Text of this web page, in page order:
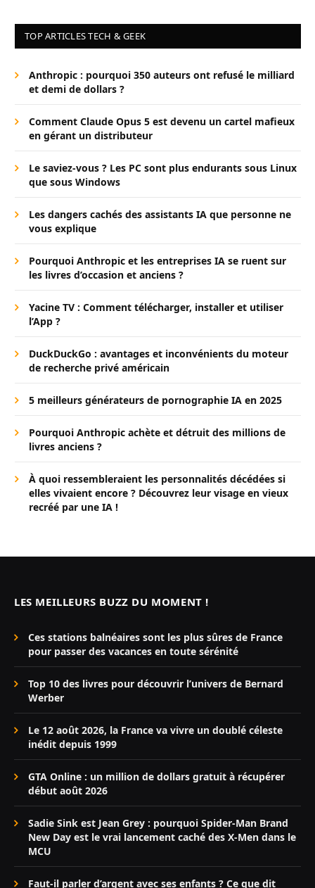
TOP ARTICLES TECH & GEEK
Anthropic : pourquoi 350 auteurs ont refusé le milliard
et demi de dollars ?
Comment Claude Opus 5 est devenu un cartel mafieux
en gérant un distributeur
Le saviez-vous ? Les PC sont plus endurants sous Linux
que sous Windows
Les dangers cachés des assistants IA que personne ne
vous explique
Pourquoi Anthropic et les entreprises IA se ruent sur
les livres d’occasion et anciens ?
Yacine TV : Comment télécharger, installer et utiliser
l’App ?
DuckDuckGo : avantages et inconvénients du moteur
de recherche privé américain
5 meilleurs générateurs de pornographie IA en 2025
Pourquoi Anthropic achète et détruit des millions de
livres anciens ?
À quoi ressembleraient les personnalités décédées si
elles vivaient encore ? Découvrez leur visage en vieux
recréé par une IA !
LES MEILLEURS BUZZ DU MOMENT !
Ces stations balnéaires sont les plus sûres de France
pour passer des vacances en toute sérénité
Top 10 des livres pour découvrir l’univers de Bernard
Werber
Le 12 août 2026, la France va vivre un doublé céleste
inédit depuis 1999
GTA Online : un million de dollars gratuit à récupérer
début août 2026
Sadie Sink est Jean Grey : pourquoi Spider-Man Brand
New Day est le vrai lancement caché des X-Men dans le
MCU
Faut-il parler d’argent avec ses enfants ? Ce que dit